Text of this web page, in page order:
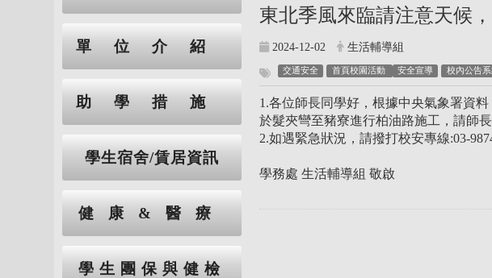
單位介紹
助學措施
學生宿舍/賃居資訊
健康&醫療
學生團保與健檢
東北季風來臨請注意天候
2024-12-02 生活輔導組
交通安全 首頁校園活動 安全宣導 校內公告
1.各位師長同學好，根據中央氣象署資
於髮夾彎至豬寮進行柏油路施工，請師長
2.如遇緊急狀況，請撥打校安專線:03-
學務處 生活輔導組 敬啟